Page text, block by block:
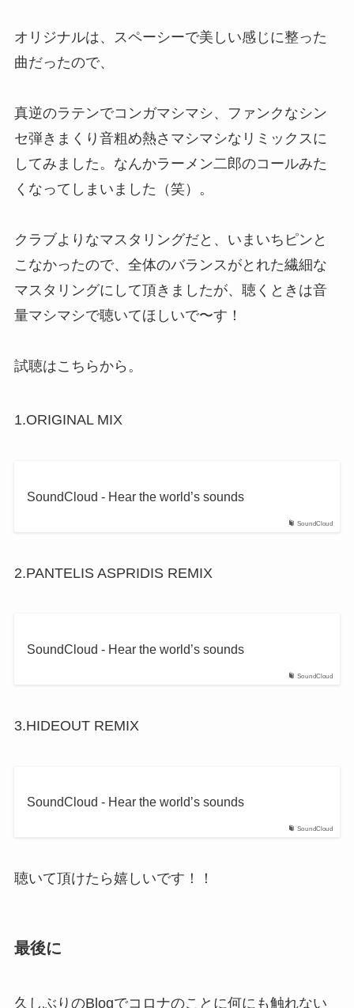
オリジナルは、スペーシーで美しい感じに整った
曲だったので、
真逆のラテンでコンガマシマシ、ファンクなシン
セ弾きまくり音粗め熱さマシマシなリミックスに
してみました。なんかラーメン二郎のコールみた
くなってしまいました（笑）。
クラブよりなマスタリングだと、いまいちピンと
こなかったので、全体のバランスがとれた繊細な
マスタリングにして頂きましたが、聴くときは音
量マシマシで聴いてほしいで〜す！
試聴はこちらから。
1.ORIGINAL MIX
SoundCloud
SoundCloud - Hear the world’s sounds
2.PANTELIS ASPRIDIS REMIX
SoundCloud
SoundCloud - Hear the world’s sounds
3.HIDEOUT REMIX
SoundCloud
SoundCloud - Hear the world’s sounds
聴いて頂けたら嬉しいです！！
最後に
久しぶりのBlogでコロナのことに何にも触れない